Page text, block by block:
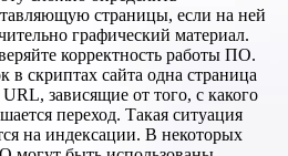
страницы, если на ней
графический материал.
корректность работы ПО.
скриптах сайта одна страница
зависящие от того, с какого
переход. Такая ситуация
на индексации. В некоторых